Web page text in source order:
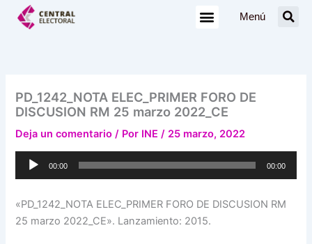
Menú
PD_1242_NOTA ELEC_PRIMER FORO DE
DISCUSION RM 25 marzo 2022_CE
Deja un comentario / Por INE/ 25 marzo, 2022
Reproductor
00:00 00:00
«PD_1242_NOTA ELEC_PRIMER FORO DE DISCUSION RM
25 marzo 2022_CE». Lanzamiento: 2015.